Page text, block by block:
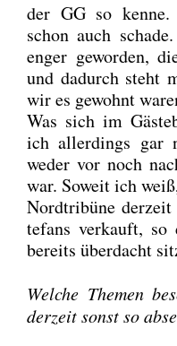
der GG so
schon auch
enger gewor­den,
und dadurch steht
wir es gewohnt
Was sich im
ich aller­dings gar
weder vor noch
war. Soweit ich
Nord­tri­bü­ne
te­fans ver­kauft, so
bereits über­dacht
Wel­che The­men
der­zeit sonst so